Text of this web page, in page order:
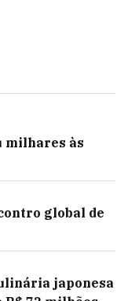
milhares às
global de
japonesa